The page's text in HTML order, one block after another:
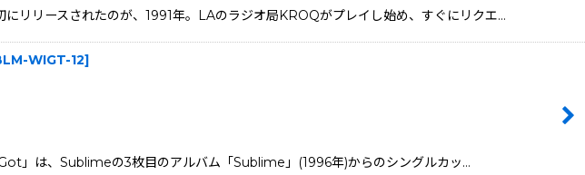
リースされたのが、1991年。LAのラジオ局KROQがプレイし始め、すぐにリクエ…
WIGT-12]
」は、Sublimeの3枚目のアルバム「Sublime」(1996年)からのシングルカッ…